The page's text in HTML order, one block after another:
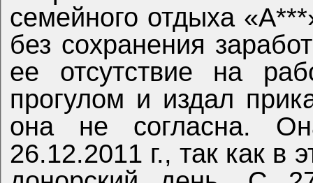
семейного отдыха
без сохранения
ее отсутствие на
прогулом и издал
она не согласна.
26.12.2011 г., так как в